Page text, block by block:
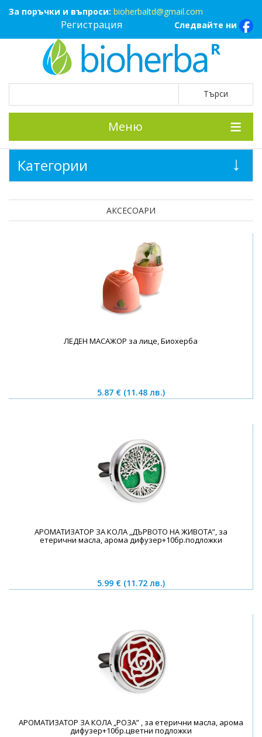
За поръчки и въпроси: bioherbaltd@gmail.com
Следвайте ни
Регистрация
Меню
АКСЕСОАРИ
ЛЕДЕН МАСАЖОР за лице, Биохерба
5.87 € (11.48 лв.)
АРОМАТИЗАТОР ЗА КОЛА „ДЪРВОТО НА ЖИВОТА”, за
етерични масла, арома дифузер+10бр.подложки
5.99 € (11.72 лв.)
АРОМАТИЗАТОР ЗА КОЛА „РОЗА” , за етерични масла, арома
дифузер+10бр.цветни подложки
Категории